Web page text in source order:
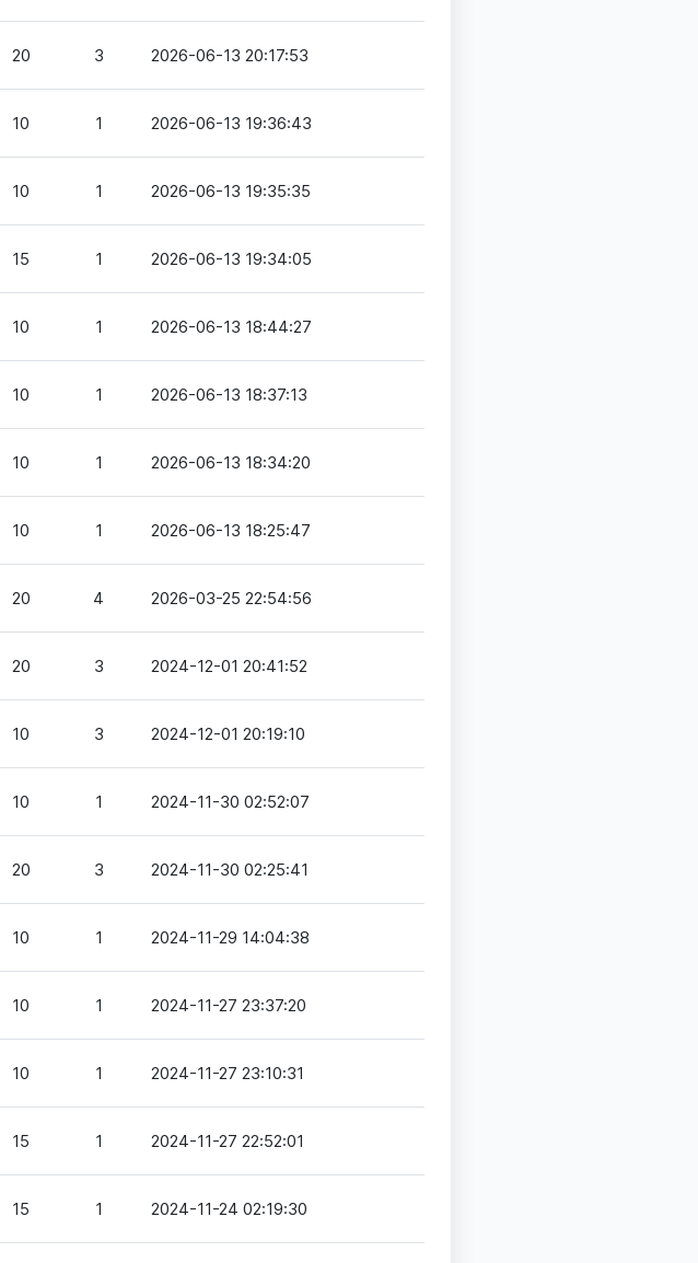
20 3 2026-06-13 20:17:53
10 1 2026-06-13 19:36:43
10 1 2026-06-13 19:35:35
15 1 2026-06-13 19:34:05
10 1 2026-06-13 18:44:27
10 1 2026-06-13 18:37:13
10 1 2026-06-13 18:34:20
10 1 2026-06-13 18:25:47
20 4 2026-03-25 22:54:56
20 3 2024-12-01 20:41:52
10 3 2024-12-01 20:19:10
10 1 2024-11-30 02:52:07
20 3 2024-11-30 02:25:41
10 1 2024-11-29 14:04:38
10 1 2024-11-27 23:37:20
10 1 2024-11-27 23:10:31
15 1 2024-11-27 22:52:01
15 1 2024-11-24 02:19:30